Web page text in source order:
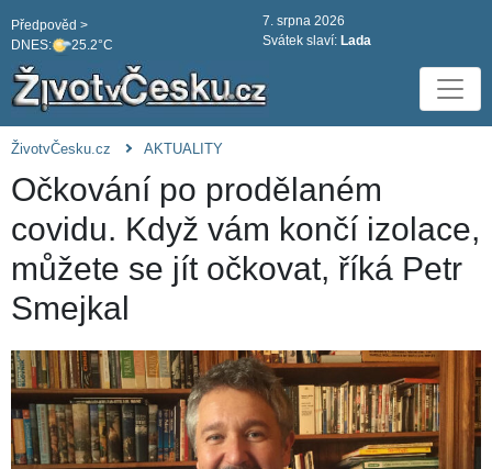
DNES: 25.2°C
Předpověd >
7. srpna 2026
Svátek slaví: Lada
ŽivotvČesku.cz AKTUALITY
Očkování po prodělaném
covidu. Když vám končí izolace,
můžete se jít očkovat, říká Petr
Smejkal